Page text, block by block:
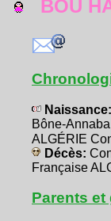
BOU
Naissance:
Bône-
ALGÉRIE
Décès:
Française
Parents et